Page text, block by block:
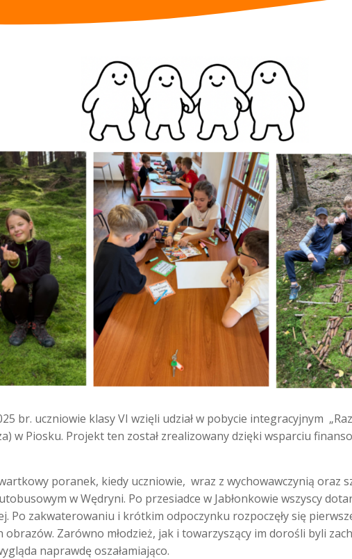
br. uczniowie klasy VI wzięli udział w pobycie integracyjnym
w Piosku. Projekt ten został zrealizowany dzięki wsparciu
poranek, kiedy uczniowie, wraz z wychowawczynią oraz
w Wędryni. Po przesiadce w Jabłonkowie wszyscy
Po zakwaterowaniu i krótkim odpoczynku rozpoczęły się
Zarówno młodzież, jak i towarzyszący im dorośli byli
naprawdę oszałamiająco.